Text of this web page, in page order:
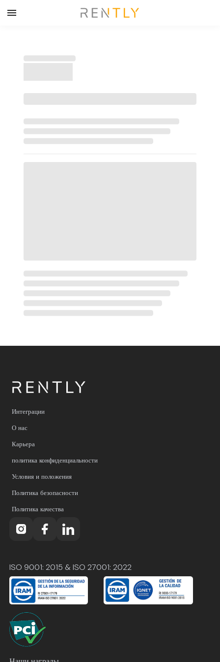
Интеграции
О нас
Карьера
политика конфиденциальности
Условия и положения
Политика безопасности
Политика качества
ISO 9001: 2015 & ISO 27001: 2022